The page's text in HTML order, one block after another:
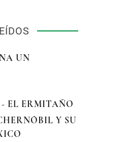
UN
EL ERMITAÑO
Y SU